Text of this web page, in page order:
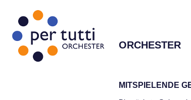
ORCHESTER
MITSPIELENDE